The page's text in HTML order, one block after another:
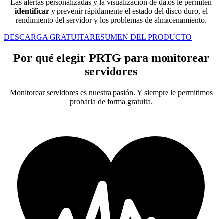
Las alertas personalizadas y la visualización de datos le permiten
identificar y prevenir rápidamente el estado del disco duro, el
rendimiento del servidor y los problemas de almacenamiento.
DESCARGA GRATUITARESUMEN DEL PRODUCTO
Por qué elegir PRTG para monitorear
servidores
Monitorear servidores es nuestra pasión. Y siempre le permitimos
probarla de forma gratuita.